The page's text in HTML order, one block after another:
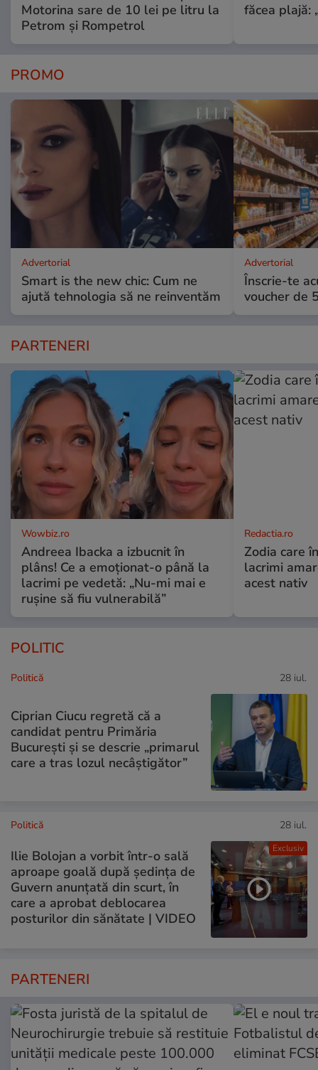
Motorina sare de 10 lei pe litru la
Petrom și Rompetrol
făcea plajă:
PROMO
Advertorial
Smart is the new chic: Cum ne
ajută tehnologia să ne reinventăm
Advertorial
Înscrie-te
voucher de
PARTENERI
Wowbiz.ro
Andreea Ibacka a izbucnit în
plâns! Ce a emoționat-o până la
lacrimi pe vedetă: „Nu-mi mai e
rușine să fiu vulnerabilă”
Redactia.ro
Zodia care
lacrimi
acest nativ
POLITIC
Politică 28 iul.
Ciprian Ciucu regretă că a
candidat pentru Primăria
București și se descrie „primarul
care a tras lozul necâștigător”
Exclusiv
Politică 28 iul.
Ilie Bolojan a vorbit într-o sală
aproape goală după ședința de
Guvern anunțată din scurt, în
care a aprobat deblocarea
posturilor din sănătate | VIDEO
PARTENERI